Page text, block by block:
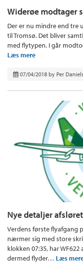
Widerøe modtager
Der er nu mindre end tre
til Tromsø. Det bliver
med flytypen. I går
Læs mere
07/04/2018 by Per
Nye detaljer
Verdens første flyafgang
nærmer sig med store
klokken 07:35, har
dermed flyder… Læs